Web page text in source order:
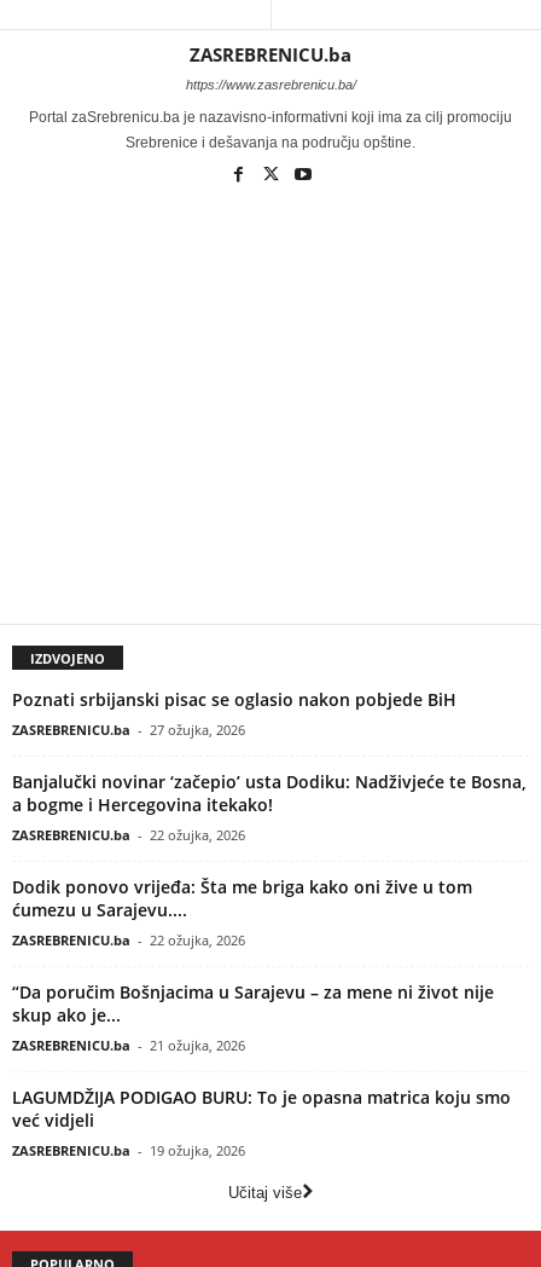
ZASREBRENICU.ba
https://www.zasrebrenicu.ba/
Portal zaSrebrenicu.ba je nazavisno-informativni koji ima za cilj promociju
Srebrenice i dešavanja na području opštine.
IZDVOJENO
Poznati srbijanski pisac se oglasio nakon pobjede BiH
ZASREBRENICU.ba - 27 ožujka, 2026
Banjalučki novinar ‘začepio’ usta Dodiku: Nadživjeće te Bosna,
a bogme i Hercegovina itekako!
ZASREBRENICU.ba - 22 ožujka, 2026
Dodik ponovo vrijeđa: Šta me briga kako oni žive u tom
ćumezu u Sarajevu....
ZASREBRENICU.ba - 22 ožujka, 2026
“Da poručim Bošnjacima u Sarajevu – za mene ni život nije
skup ako je...
ZASREBRENICU.ba - 21 ožujka, 2026
LAGUMDŽIJA PODIGAO BURU: To je opasna matrica koju smo
već vidjeli
ZASREBRENICU.ba - 19 ožujka, 2026
Učitaj više